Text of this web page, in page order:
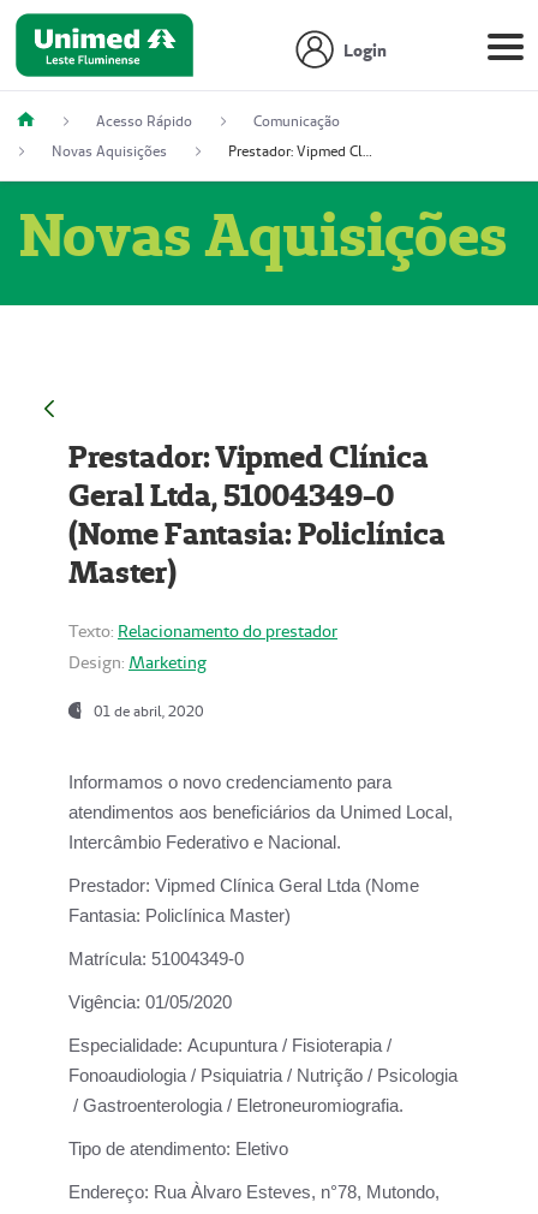
Login
Acesso Rápido
Comunicação
Novas Aquisições
Prestador: Vipmed Clínica Geral Ltda, 51004349-0 (Nome Fantasia: Policlínica Master)
Novas Aquisições
Prestador: Vipmed Clínica
Geral Ltda, 51004349-0
(Nome Fantasia: Policlínica
Master)
Texto: Relacionamento do prestador
Design: Marketing
01 de abril, 2020
Informamos o novo credenciamento para
atendimentos aos beneficiários da Unimed Local,
Intercâmbio Federativo e Nacional.
Prestador: Vipmed Clínica Geral Ltda (Nome
Fantasia: Policlínica Master)
Matrícula: 51004349-0
Vigência: 01/05/2020
Especialidade: Acupuntura / Fisioterapia /
Fonoaudiologia / Psiquiatria / Nutrição / Psicologia
/ Gastroenterologia / Eletroneuromiografia.
Tipo de atendimento: Eletivo
Endereço: Rua Àlvaro Esteves, n°78, Mutondo,